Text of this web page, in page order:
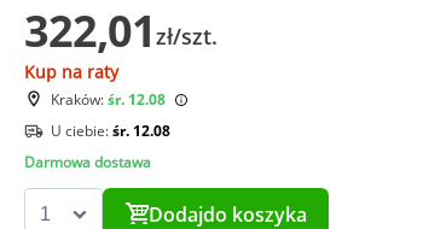
322,01 zł/szt.
Kup na raty
Kraków:śr. 12.08
U ciebie:śr. 12.08
Darmowa dostawa
Dodajdo koszyka